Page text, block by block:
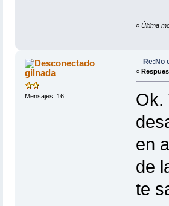
« Última
gilnada
Mensajes: 16
Re:No
«
Ok.
en
de
te